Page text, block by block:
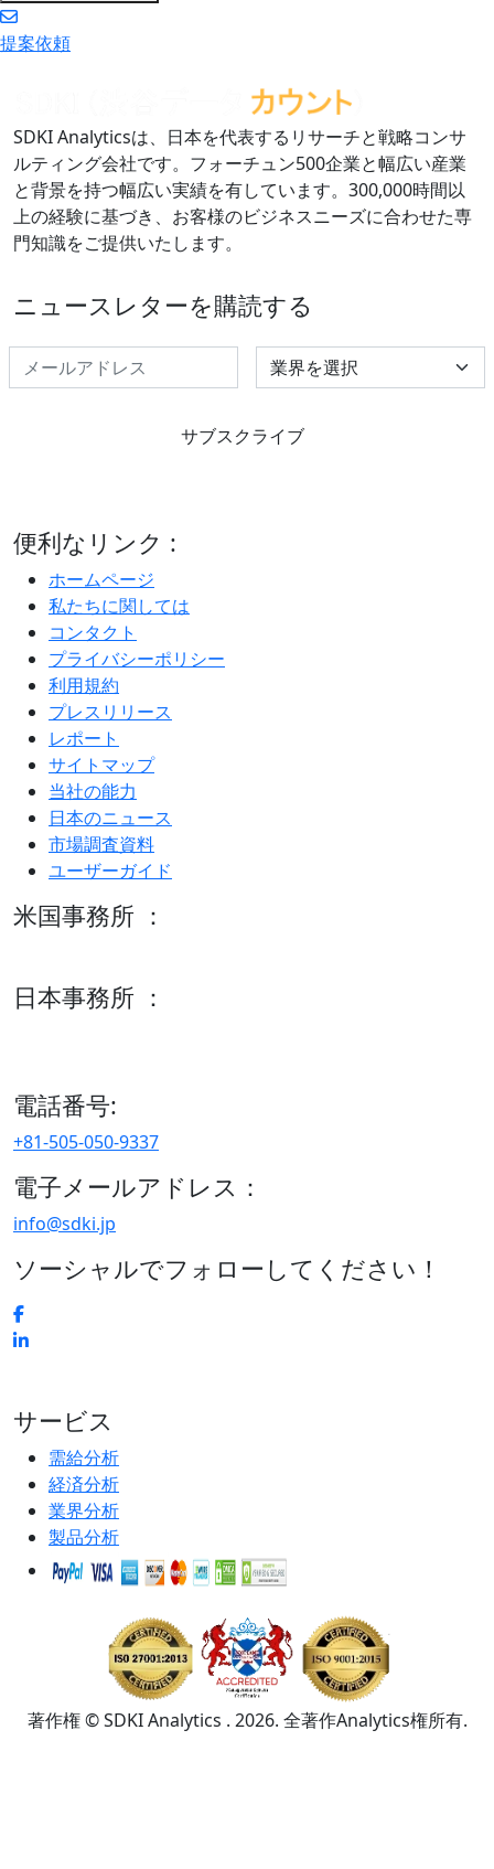
提案依頼
SDKI Analyticsは、日本を代表するリサーチと戦略コンサ
ルティング会社です。フォーチュン500企業と幅広い産業
と背景を持つ幅広い実績を有しています。300,000時間以
上の経験に基づき、お客様のビジネスニーズに合わせた専
門知識をご提供いたします。
ニュースレターを購読する
Select Industry
サブスクライブ
便利なリンク :
ホームページ
私たちに関しては
コンタクト
プライバシーポリシー
利用規約
プレスリリース
レポート
サイトマップ
当社の能力
日本のニュース
市場調査資料
ユーザーガイド
米国事務所 ：
日本事務所 ：
電話番号:
+81-505-050-9337
電子メールアドレス：
info@sdki.jp
ソーシャルでフォローしてください！
サービス
需給分析
経済分析
業界分析
製品分析
著作権 © SDKI Analytics . 2026. 全著作Analytics権所有.